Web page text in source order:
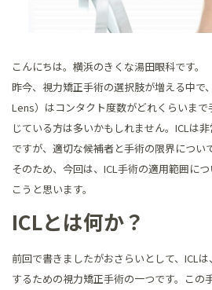
こんにちは。横浜のきくな湯田眼科です。
昨今、視力矯正手術の選択肢が増える中で
Lens）はコンタクト度数がどれくらいま
じている方は多いかもしれません。ICLは
ですが、適切な候補者と手術の限界につい
そのため、今回は、ICL手術の適用範囲に
こうと思います。
ICLとは何か？
前回で書きましたがおさらいとして、ICL
するための視力矯正手術の一つです。この